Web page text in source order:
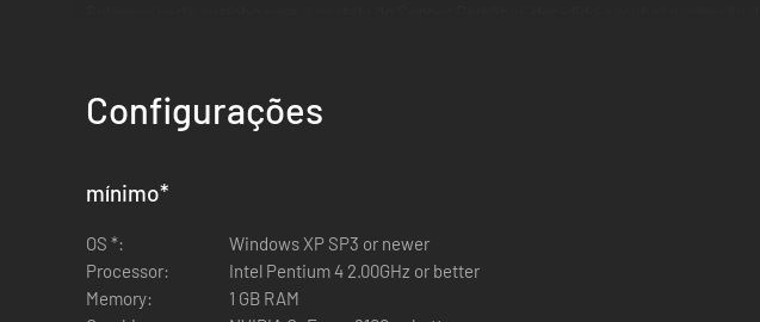
Solomon parte sozinho para o castelo do Senhor Demônio, decidido a roubar o coração
Configurações
mínimo*
OS *:
Windows XP SP3 or newer
Processor:
Intel Pentium 4 2.00GHz or better
Memory:
1 GB RAM